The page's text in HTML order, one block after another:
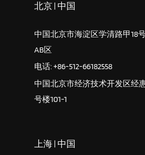
北京 | 中国
中国北京市海淀区学清路甲18
AB区
电话: +86-512-66182558
中国北京市经济技术开发区经
号楼101-1
上海 | 中国